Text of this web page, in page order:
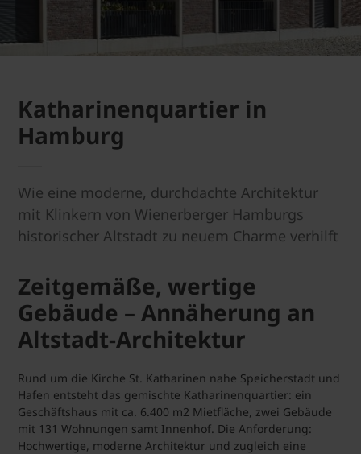
Katharinenquartier in
Hamburg
Wie eine moderne, durchdachte Architektur
mit Klinkern von Wienerberger Hamburgs
historischer Altstadt zu neuem Charme verhilft
Zeitgemäße, wertige
Gebäude – Annäherung an
Altstadt-Architektur
Rund um die Kirche St. Katharinen nahe Speicherstadt und
Hafen entsteht das gemischte Katharinenquartier: ein
Geschäftshaus mit ca. 6.400 m2 Mietfläche, zwei Gebäude
mit 131 Wohnungen samt Innenhof. Die Anforderung:
Hochwertige, moderne Architektur und zugleich eine